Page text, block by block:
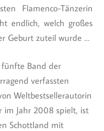
Flamenco-Tänzerin
endlich, welch großes
Geburt zuteil wurde …
fünfte Band der
verfassten
Weltbestsellerautorin
im Jahr 2008 spielt, ist
Schottland mit